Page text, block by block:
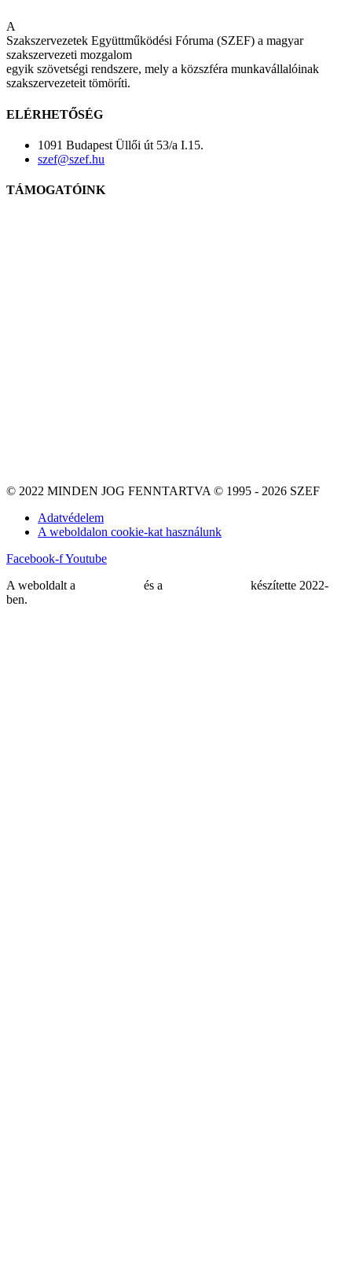
A
Szakszervezetek Együttműködési Fóruma (SZEF) a magyar
szakszervezeti mozgalom
egyik szövetségi rendszere, mely a közszféra munkavállalóinak
szakszervezeteit tömöríti.
ELÉRHETŐSÉG
1091 Budapest Üllői út 53/a I.15.
szef@szef.hu
TÁMOGATÓINK
© 2022 MINDEN JOG FENNTARTVA © 1995 - 2026 SZEF
Adatvédelem
A weboldalon cookie-kat használunk
Facebook-fYoutube
A weboldalt a
és a
készítette 2022-
ben.